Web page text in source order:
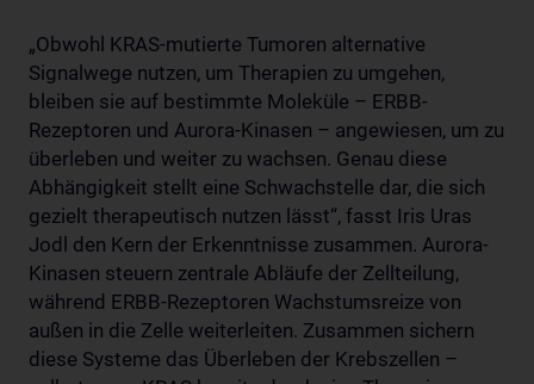
„Obwohl KRAS-mutierte Tumoren alternative
Signalwege nutzen, um Therapien zu umgehen,
bleiben sie auf bestimmte Moleküle – ERBB-
Rezeptoren und Aurora-Kinasen – angewiesen, um zu
überleben und weiter zu wachsen. Genau diese
Abhängigkeit stellt eine Schwachstelle dar, die sich
gezielt therapeutisch nutzen lässt“, fasst Iris Uras
Jodl den Kern der Erkenntnisse zusammen. Aurora-
Kinasen steuern zentrale Abläufe der Zellteilung,
während ERBB-Rezeptoren Wachstumsreize von
außen in die Zelle weiterleiten. Zusammen sichern
diese Systeme das Überleben der Krebszellen –